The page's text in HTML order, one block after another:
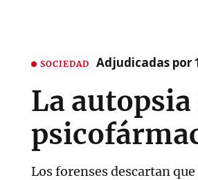
SOCIEDAD Adjudicadas por
La
Los forenses descartan